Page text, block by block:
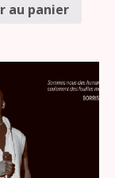
au panier